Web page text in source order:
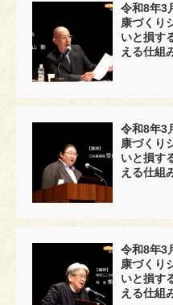
令和8年3
康づくり
いと損す
える仕組
令和8年3
康づくり
いと損す
える仕
令和8年3
康づくり
いと損す
える仕